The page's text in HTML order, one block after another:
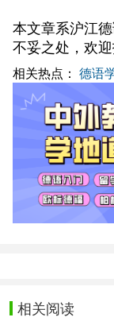
本文章系沪江
不妥之处，欢迎
相关热点： 德语
相关阅读